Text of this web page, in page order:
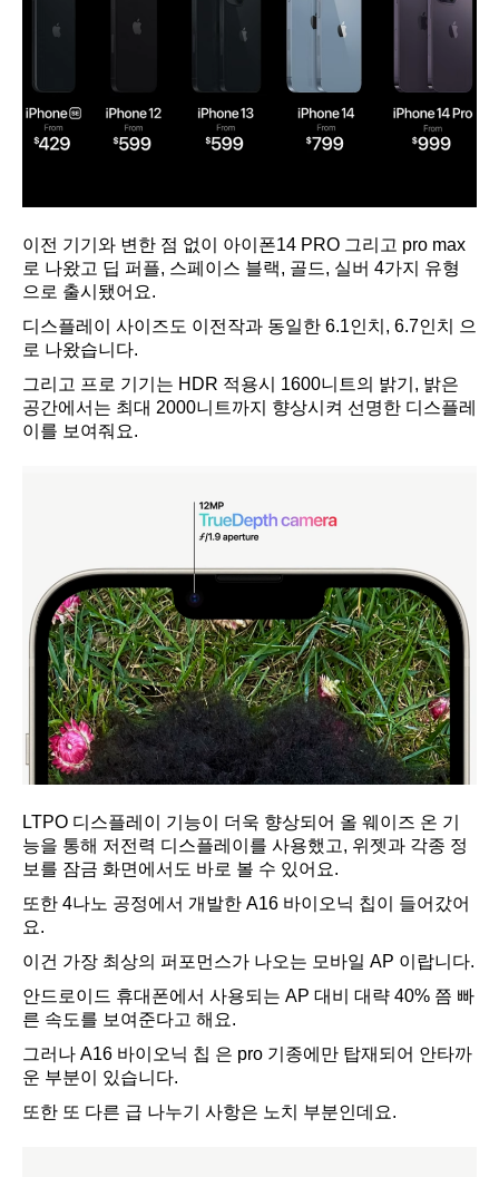
이전 기기와 변한 점 없이 아이폰14 PRO 그리고 pro max
로 나왔고 딥 퍼플, 스페이스 블랙, 골드, 실버 4가지 유형
으로 출시됐어요.
디스플레이 사이즈도 이전작과 동일한 6.1인치, 6.7인치 으
로 나왔습니다.
그리고 프로 기기는 HDR 적용시 1600니트의 밝기, 밝은
공간에서는 최대 2000니트까지 향상시켜 선명한 디스플레
이를 보여줘요.
LTPO 디스플레이 기능이 더욱 향상되어 올 웨이즈 온 기
능을 통해 저전력 디스플레이를 사용했고, 위젯과 각종 정
보를 잠금 화면에서도 바로 볼 수 있어요.
또한 4나노 공정에서 개발한 A16 바이오닉 칩이 들어갔어
요.
이건 가장 최상의 퍼포먼스가 나오는 모바일 AP 이랍니다.
안드로이드 휴대폰에서 사용되는 AP 대비 대략 40% 쯤 빠
른 속도를 보여준다고 해요.
그러나 A16 바이오닉 칩 은 pro 기종에만 탑재되어 안타까
운 부분이 있습니다.
또한 또 다른 급 나누기 사항은 노치 부분인데요.